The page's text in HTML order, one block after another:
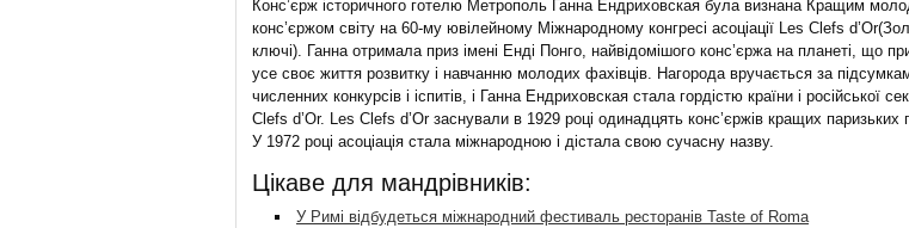
Конс’єрж історичного готелю Метрополь Ганна Ендриховская була визнана Кращим
конс’єржом світу на 60-му ювілейному Міжнародному конгресі асоціації Les Clefs
ключі). Ганна отримала приз імені Енді Понго, найвідомішого конс’єржа на планеті, що
усе своє життя розвитку і навчанню молодих фахівців. Нагорода вручається за
численних конкурсів і іспитів, і Ганна Ендриховская стала гордістю країни і російської
Clefs d’Or. Les Clefs d’Or заснували в 1929 році одинадцять конс’єржів кращих паризьких
У 1972 році асоціація стала міжнародною і дістала свою сучасну назву.
Цікаве для мандрівників:
У Римі відбудеться міжнародний фестиваль ресторанів Taste of Roma